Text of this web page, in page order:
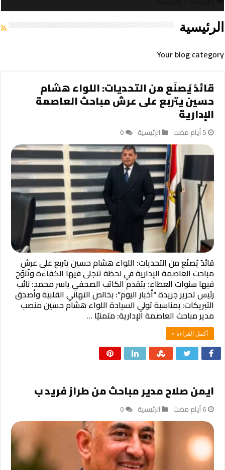
الرئيسية
Your blog category
قائدٌ يُصنَع من التحديات: اللواء هشام
حسين يتربع على عرش مباحث العاصمة
الإدارية
الرئيسية 0
قائدٌ يُصنَع من التحديات: اللواء هشام حسين يتربع على عرش
مباحث العاصمة الإدارية ​في لحظة تتجلى فيها الكفاءة وتُتوّج
فيها سنوات العطاء: يتقدم الكاتب الصحفي ياسر محمد: نائب
رئيس تحرير جريدة “أخبار اليوم”: بخالص التهاني القلبية وأصدق
التبريكات: بمناسبة تولي السيادة اللواء هشام حسين منصب
مدير مباحث العاصمة الإدارية: متمنيًا …
أكمل القراءة »
ايمن صلاح مدير مباحث من طراز فريد ب
الرئيسية 0